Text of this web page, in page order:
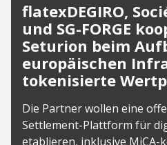
flatexDEGIRO,
und SG-FORGE
Seturion beim
europäischen
tokenisierte
Die Partner wollen eine
Settlement-Plattform für
etablieren, inklusive MiCA-